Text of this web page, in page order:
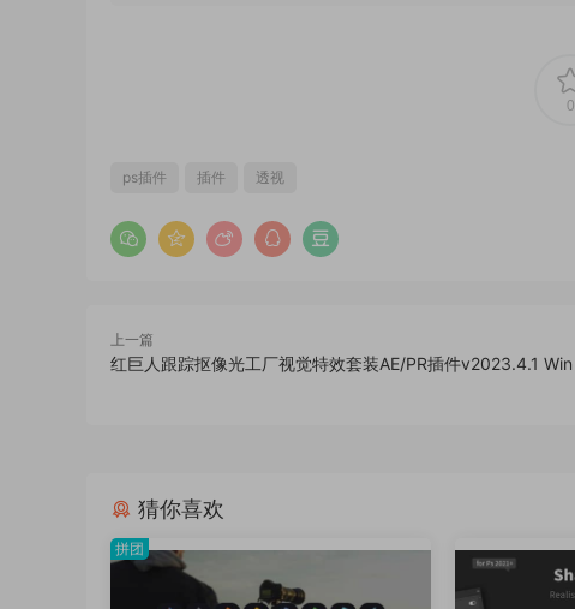
0
ps插件 插件 透视
上一篇
红巨人跟踪抠像光工厂视觉特效套装AE/PR插件v2023.4.1 Win
猜你喜欢
拼团